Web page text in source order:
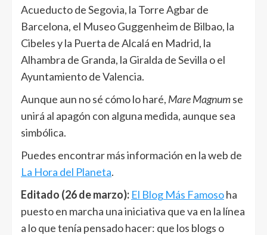
Acueducto de Segovia, la Torre Agbar de
Barcelona, el Museo Guggenheim de Bilbao, la
Cibeles y la Puerta de Alcalá en Madrid, la
Alhambra de Granda, la Giralda de Sevilla o el
Ayuntamiento de Valencia.
Aunque aun no sé cómo lo haré, Mare Magnumse
unirá al apagón con alguna medida, aunque sea
simbólica.
Puedes encontrar más información en la web de
La Hora del Planeta.
Editado (26 de marzo): El Blog Más Famosoha
puesto en marcha una iniciativa que va en la línea
a lo que tenía pensado hacer: que los blogs o